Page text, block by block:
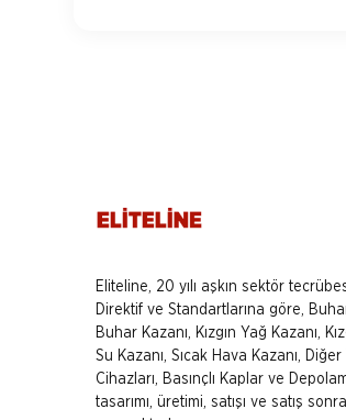
Eliteline, 20 yılı aşkın sektör
Direktif ve Standartlarına göre,
Buhar Kazanı, Kızgın Yağ Kazanı,
Su Kazanı, Sıcak Hava Kazanı, Diğer
Cihazları, Basınçlı Kaplar ve
tasarımı, üretimi, satışı ve satış